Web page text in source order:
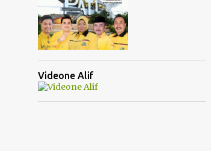
Videone Alif